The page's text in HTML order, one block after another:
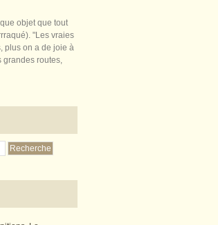
objet que tout
"Les vraies
plus on a de joie à
grandes routes,